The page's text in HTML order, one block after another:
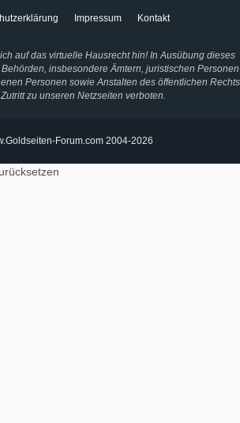
Impressum Kontakt
auf das virtuelle Hausrecht hin! In Ausübung dieses
insbesondere Ämtern, juristischen Personen
Personen sowie Anstalten des öffentlichen Rechts
zu unseren Netzseiten verboten.
Forum.com 2004-2026